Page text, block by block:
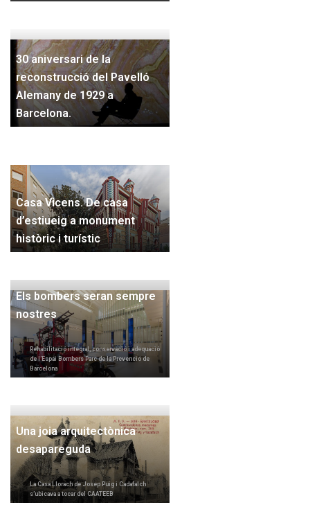
30 aniversari de la
reconstrucció del Pavelló
Alemany de 1929 a
Barcelona.
Casa Vicens. De casa
d’estiueig a monument
històric i turístic
Els bombers seran sempre
nostres
Rehabilitació integral, conservació i adequació
de l’Espai Bombers Parc de la Prevenció de
Barcelona
Una joia arquitectònica
desapareguda
La Casa Llorach de Josep Puig i Cadafalch
s’ubicava a tocar del CAATEEB